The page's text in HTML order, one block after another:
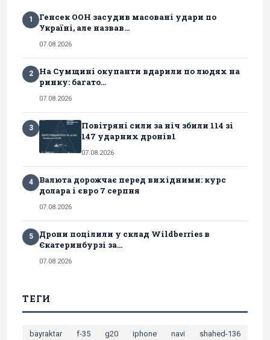
1
Генсек ООН засудив масовані удари по
Україні, але назвав...
07.08.2026
2
На Сумщині окупанти вдарили по людях на
ринку: багато...
07.08.2026
3
Повітряні сили за ніч збили 114 зі
147 ударних дронів1
07.08.2026
4
Валюта дорожчає перед вихідними: курс
долара і євро 7 серпня
07.08.2026
5
Дрони поцілили у склад Wildberries в
Єкатеринбурзі за...
07.08.2026
ТЕГИ
bayraktar f-35 g20 iphone navi
shahed-136